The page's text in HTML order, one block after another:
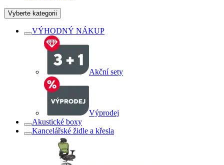
Vyberte kategorii
VÝHODNÝ NÁKUP
Akční sety
Výprodej
Akustické boxy
Kancelářské židle a křesla